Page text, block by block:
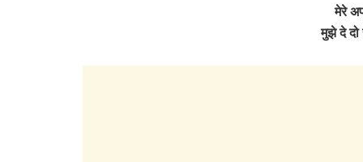
मेरे
मुझे दे